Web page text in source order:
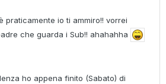
praticamente io ti ammiro!! vorrei
che guarda i Sub!! ahahahha
ho appena finito (Sabato) di